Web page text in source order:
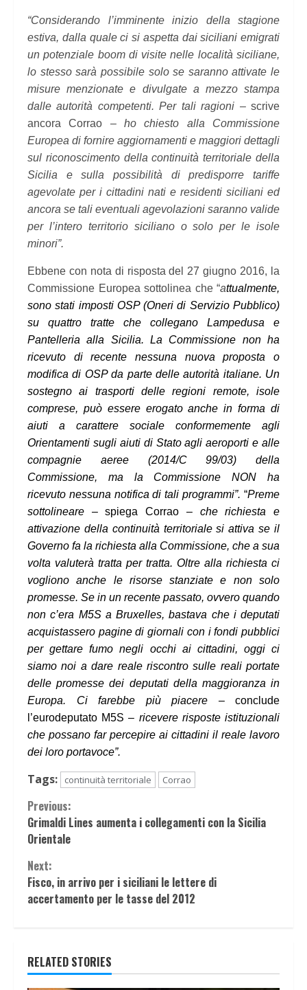
“Considerando l’imminente inizio della stagione
estiva, dalla quale ci si aspetta dai siciliani emigrati
un potenziale boom di visite nelle località siciliane,
lo stesso sarà possibile solo se saranno attivate le
misure menzionate e divulgate a mezzo stampa
dalle autorità competenti. Per tali ragioni – scrive
ancora Corrao –ho chiesto alla Commissione
Europea di fornire aggiornamenti e maggiori dettagli
sul riconoscimento della continuità territoriale della
Sicilia e sulla possibilità di predisporre tariffe
agevolate per i cittadini nati e residenti siciliani ed
ancora se tali eventuali agevolazioni saranno valide
per l’intero territorio siciliano o solo per le isole
minori”.
Ebbene con nota di risposta del 27 giugno 2016, la
Commissione Europea sottolinea che “attualmente,
sono stati imposti OSP (Oneri di Servizio Pubblico)
su quattro tratte che collegano Lampedusa e
Pantelleria alla Sicilia. La Commissione non ha
ricevuto di recente nessuna nuova proposta o
modifica di OSP da parte delle autorità italiane. Un
sostegno ai trasporti delle regioni remote, isole
comprese, può essere erogato anche in forma di
aiuti a carattere sociale conformemente agli
Orientamenti sugli aiuti di Stato agli aeroporti e alle
compagnie aeree (2014/C 99/03) della
Commissione, ma la Commissione NON ha
ricevuto nessuna notifica di tali programmi”. “Preme
sottolineare – spiega Corrao –che richiesta e
attivazione della continuità territoriale si attiva se il
Governo fa la richiesta alla Commissione, che a sua
volta valuterà tratta per tratta. Oltre alla richiesta ci
vogliono anche le risorse stanziate e non solo
promesse. Se in un recente passato, ovvero quando
non c’era M5S a Bruxelles, bastava che i deputati
acquistassero pagine di giornali con i fondi pubblici
per gettare fumo negli occhi ai cittadini, oggi ci
siamo noi a dare reale riscontro sulle reali portate
delle promesse dei deputati della maggioranza in
Europa. Ci farebbe più piacere – conclude
l’eurodeputato M5S – ricevere risposte istituzionali
che possano far percepire ai cittadini il reale lavoro
dei loro portavoce”.
Tags: continuità territoriale Corrao
Continue
Reading
Previous:
Grimaldi Lines aumenta i collegamenti con la Sicilia
Orientale
Next:
Fisco, in arrivo per i siciliani le lettere di
accertamento per le tasse del 2012
RELATED STORIES